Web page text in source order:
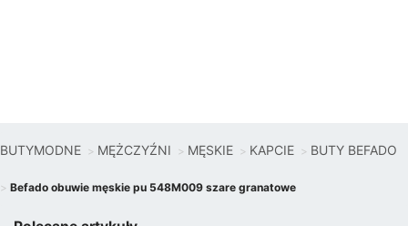
BUTYMODNE MĘŻCZYŹNI MĘSKIE KAPCIE BUTY BEFADO
Befado obuwie męskie pu 548M009 szare granatowe